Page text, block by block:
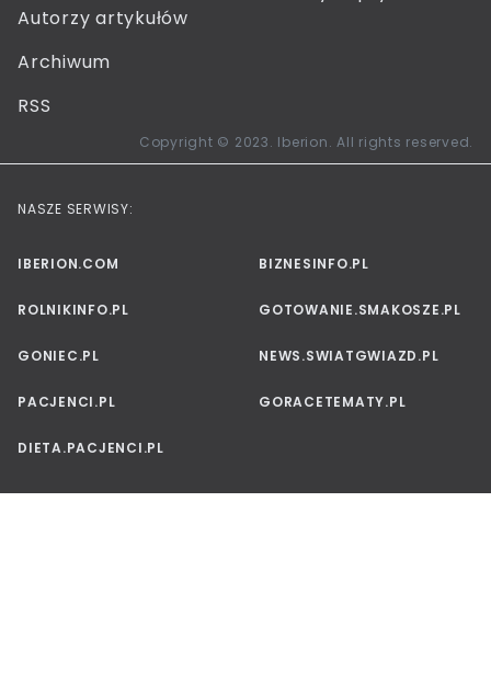
Autorzy artykułów
Archiwum
RSS
Copyright © 2023. Iberion. All rights reserved.
NASZE SERWISY:
IBERION.COM BIZNESINFO.PL
ROLNIKINFO.PL GOTOWANIE.SMAKOSZE.PL
GONIEC.PL NEWS.SWIATGWIAZD.PL
PACJENCI.PL GORACETEMATY.PL
DIETA.PACJENCI.PL